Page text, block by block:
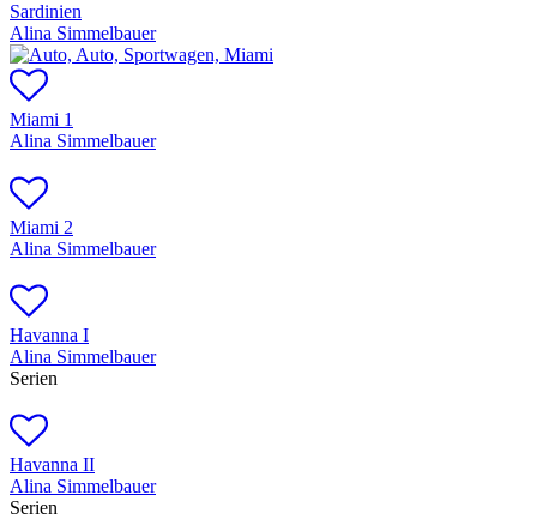
Sardinien
Alina Simmelbauer
Miami 1
Alina Simmelbauer
Miami 2
Alina Simmelbauer
Havanna I
Alina Simmelbauer
Serien
Havanna II
Alina Simmelbauer
Serien